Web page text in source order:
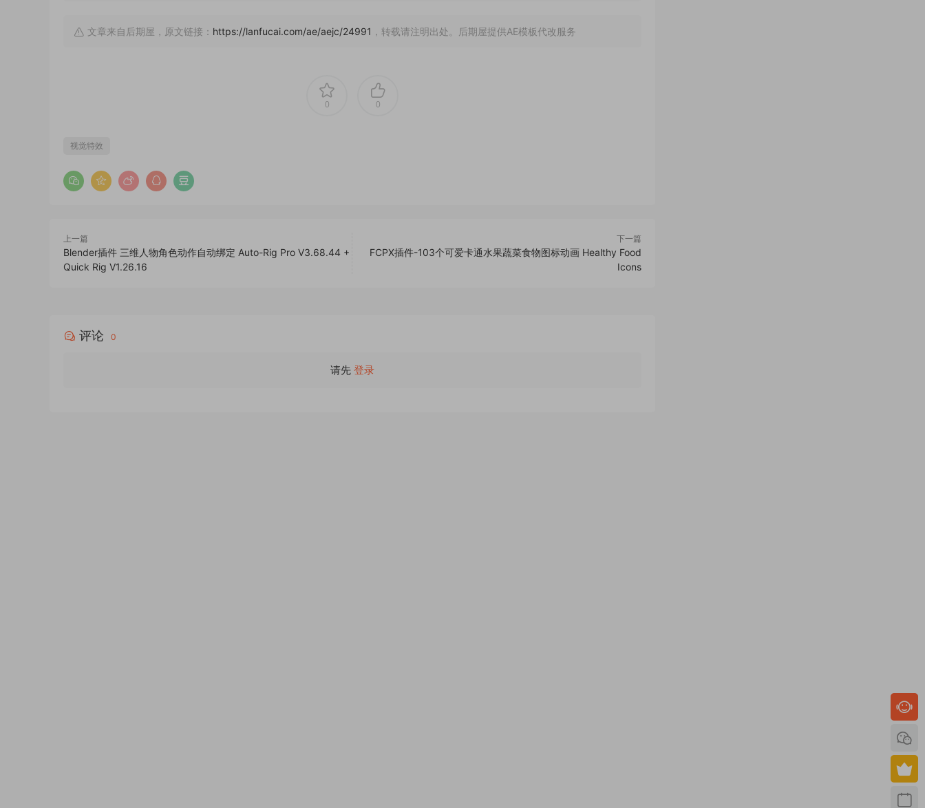
文章来自后期屋，原文链接： https://lanfucai.com/ae/aejc/24991 ，转载请注明出处。后期屋提供AE模板代改服务
0 0
视觉特效
上一篇
Blender插件 三维人物角色动作自动绑定 Auto-Rig Pro V3.68.44 +
Quick Rig V1.26.16
下一篇
FCPX插件-103个可爱卡通水果蔬菜食物图标动画 Healthy Food
Icons
评论 0
请先 登录